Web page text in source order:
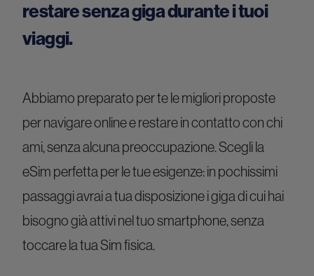
restare senza giga durante i tuoi
viaggi.
Abbiamo preparato per te le migliori proposte
per navigare online e restare in contatto con chi
ami, senza alcuna preoccupazione. Scegli la
eSim perfetta per le tue esigenze: in pochissimi
passaggi avrai a tua disposizione i giga di cui hai
bisogno già attivi nel tuo smartphone, senza
toccare la tua Sim fisica.